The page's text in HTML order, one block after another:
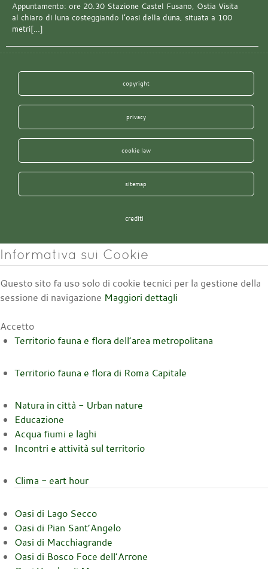
Appuntamento: ore 20.30 Stazione Castel Fusano, Ostia Visita
al chiaro di luna costeggiando l’oasi della duna, situata a 100
metri[…]
copyright
privacy
cookie law
sitemap
crediti
Informativa sui Cookie
Questo sito fa uso solo di cookie tecnici per la gestione della
sessione di navigazione Maggiori dettagli
Accetto
Territorio fauna e flora dell’area metropolitana
Territorio fauna e flora di Roma Capitale
Natura in città - Urban nature
Educazione
Acqua fiumi e laghi
Incontri e attività sul territorio
Clima - eart hour
Oasi di Lago Secco
Oasi di Pian Sant’Angelo
Oasi di Macchiagrande
Oasi di Bosco Foce dell’Arrone